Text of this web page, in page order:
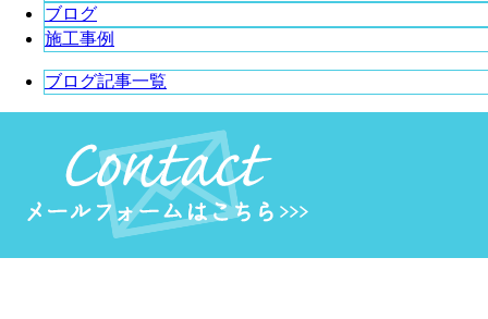
ブログ
施工事例
ブログ記事一覧